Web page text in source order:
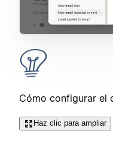
Cómo configurar el
Haz clic para ampliar